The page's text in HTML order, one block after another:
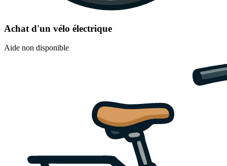
Achat d'un vélo électrique
Aide non disponible